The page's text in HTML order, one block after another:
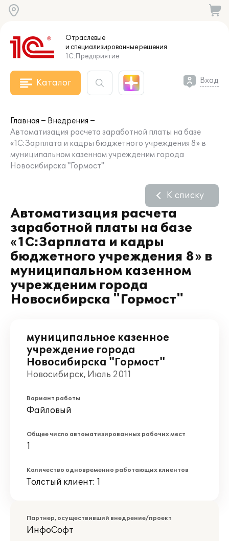
Отраслевые
и специализированныерешения
1С:Предприятие
Каталог Вход
Главная
Внедрения
Автоматизация расчета заработной платы на базе
«1С:Зарплата и кадры бюджетного учреждения 8» в
муниципальном казенном учрежденим города
Новосибирска "Гормост"
Автоматизация расчета
заработной платы на базе
«1С:Зарплата и кадры
бюджетного учреждения 8» в
муниципальном казенном
учрежденим города
Новосибирска "Гормост"
К списку
муниципальное казенное
учреждение города
Новосибирска "Гормост"
Новосибирск, Июль 2011
Вариант работы
Файловый
Общее число автоматизированных рабочих мест
1
Количество одновременно работающих клиентов
Толстый клиент: 1
Партнер, осуществивший внедрение/проект
ИнфоСофт